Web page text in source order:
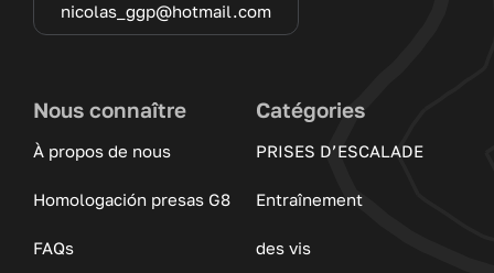
nicolas_ggp@hotmail.com
Nous connaître
À propos de nous
Homologación presas G8
FAQs
Catégories
PRISES D’ESCALADE
Entraînement
des vis